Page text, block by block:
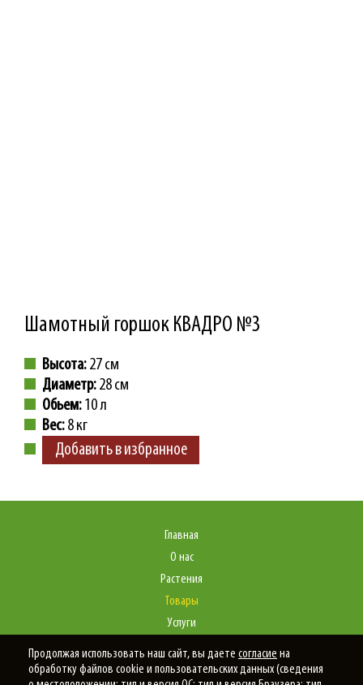
Шамотный горшок КВАДРО №3
Высота:27 см
Диаметр:28 см
Обьем:10 л
Вес:8 кг
Добавить в избранное
Главная
О нас
Растения
Товары
Услуги
Статьи
Продолжая использовать наш сайт, вы даете согласие на
обработку файлов cookie и пользовательских данных (сведения